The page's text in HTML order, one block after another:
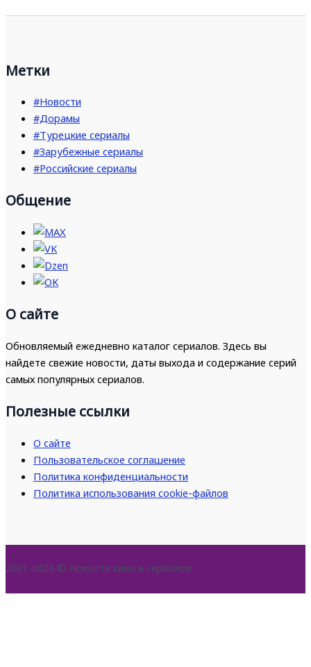
Метки
#Новости
#Дорамы
#Турецкие сериалы
#Зарубежные сериалы
#Российские сериалы
Общение
О сайте
Обновляемый ежедневно каталог сериалов. Здесь вы
найдете свежие новости, даты выхода и содержание серий
самых популярных сериалов.
Полезные ссылки
О сайте
Пользовательское соглашение
Политика конфиденциальности
Политика использования cookie-файлов
2021-2026 © Новости кино и сериалов